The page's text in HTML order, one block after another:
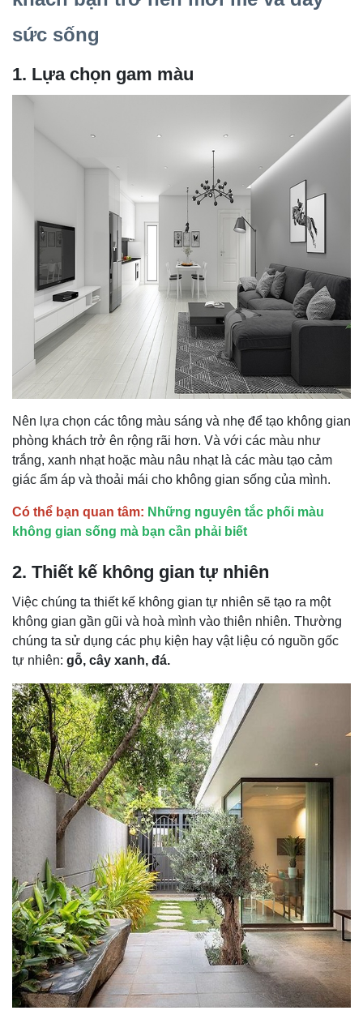
sức sống
1. Lựa chọn gam màu
Nên lựa chọn các tông màu sáng và nhẹ để tạo không gian
phòng khách trở ên rộng rãi hơn. Và với các màu như
trắng, xanh nhạt hoặc màu nâu nhạt là các màu tạo cảm
giác ấm áp và thoải mái cho không gian sống của mình.
Có thể bạn quan tâm: Những nguyên tắc phối màu
không gian sống mà bạn cần phải biết
2. Thiết kế không gian tự nhiên
Việc chúng ta thiết kế không gian tự nhiên sẽ tạo ra một
không gian gần gũi và hoà mình vào thiên nhiên. Thường
chúng ta sử dụng các phụ kiện hay vật liệu có nguồn gốc
tự nhiên: gỗ, cây xanh, đá.